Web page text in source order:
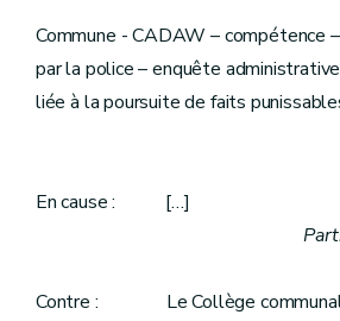
Commune - CADAW – compétence
par la police – enquête
liée à la poursuite de faits
En cause : […]
Contre : Le Collège communal